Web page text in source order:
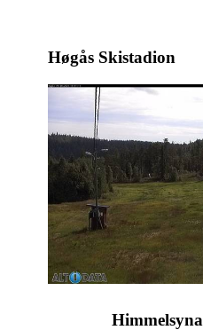
Høgås Skistadion
Himmelsyna